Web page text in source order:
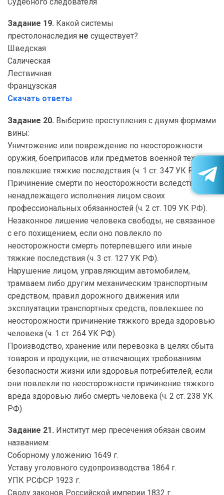
Задание 19. Какой системы
престолонаследия не существует?
Шведская
Салическая
Лествичная
Французская
Скачать ответы
Задание 20. Выберите преступления с двумя формами
вины:
Уничтожение или повреждение по неосторожности
оружия, боеприпасов или предметов военной техники,
повлекшие тяжкие последствия (ч. 1 ст. 347 УК РФ).
Причинение смерти по неосторожности вследствие
ненадлежащего исполнения лицом своих
профессиональных обязанностей (ч. 2 ст. 109 УК РФ).
Незаконное лишение человека свободы, не связанное
с его похищением, если оно повлекло по
неосторожности смерть потерпевшего или иные
тяжкие последствия (ч. 3 ст. 127 УК РФ).
Нарушение лицом, управляющим автомобилем,
трамваем либо другим механическим транспортным
средством, правил дорожного движения или
эксплуатации транспортных средств, повлекшее по
неосторожности причинение тяжкого вреда здоровью
человека (ч. 1 ст. 264 УК РФ).
Производство, хранение или перевозка в целях сбыта
товаров и продукции, не отвечающих требованиям
безопасности жизни или здоровья потребителей, если
они повлекли по неосторожности причинение тяжкого
вреда здоровью либо смерть человека (ч. 2 ст. 238 УК
РФ).
Задание 21. Институт мер пресечения обязан своим
названием:
Соборному уложению 1649 г.
Уставу уголовного судопроизводства 1864 г.
УПК РСФСР 1923 г.
Своду законов Российской империи 1832 г.